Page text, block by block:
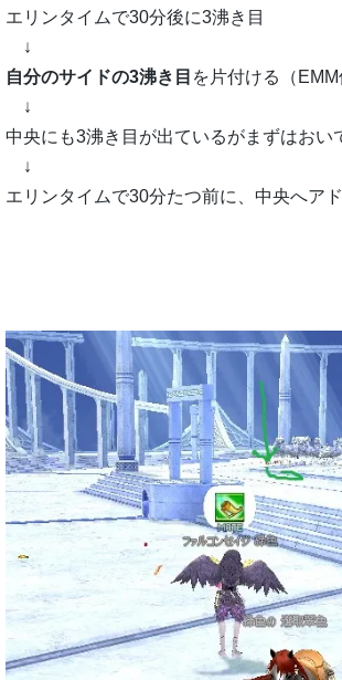
エリンタイムで30分後に3沸き目
↓
自分のサイドの3沸き目 を片付ける（EMM
↓
中央にも3沸き目が出ているがまずはおい
↓
エリンタイムで30分たつ前に、中央へア